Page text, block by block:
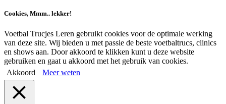
Cookies, Mmm.. lekker!
Voetbal Trucjes Leren gebruikt cookies voor de optimale werking
van deze site. Wij bieden u met passie de beste voetbaltrucs, clinics
en shows aan. Door akkoord te klikken kunt u deze website
gebruiken en gaat u akkoord met het gebruik van cookies.
Akkoord
Meer weten